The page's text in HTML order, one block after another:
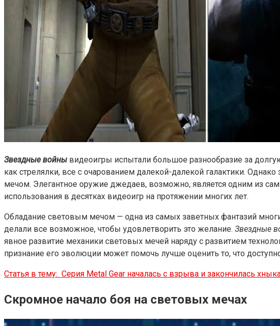
Звездные войны видеоигры испытали большое разнообразие за
как стрелялки, все с очарованием далекой-далекой галактики.
мечом. Элегантное оружие джедаев, возможно, является одним из
использования в десятках видеоигр на протяжении многих лет.
Обладание световым мечом — одна из самых заветных фантазий
делали все возможное, чтобы удовлетворить это желание. Звездные
явное развитие механики световых мечей наряду с развитием
признание его эволюции может помочь лучше оценить то, что
Статья в тему: Серия Metal Gear началась с взрыва и закончилась
Скромное начало боя на световых мечах